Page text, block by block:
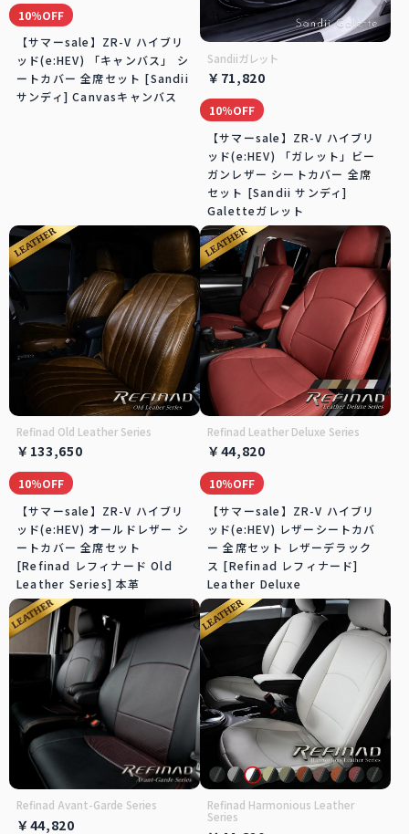
10％OFF
【サマーsale】ZR-V ハイブリ
ッド(e:HEV) 「キャンバス」 シ
ートカバー 全席セット [Sandii
サンディ] Canvasキャンバス
Sandiiガレット
￥71,820
10％OFF
【サマーsale】ZR-V ハイブリ
ッド(e:HEV) 「ガレット」ビー
ガンレザー シートカバー 全席
セット [Sandii サンディ]
Galetteガレット
Refinad Old Leather Series
￥133,650
10％OFF
【サマーsale】ZR-V ハイブリ
ッド(e:HEV) オールドレザー シ
ートカバー 全席セット
[Refinad レフィナード Old
Leather Series] 本革
Refinad Leather Deluxe Series
￥44,820
10％OFF
【サマーsale】ZR-V ハイブリ
ッド(e:HEV) レザーシートカバ
ー 全席セット レザーデラック
ス [Refinad レフィナード]
Leather Deluxe
Refinad Avant-Garde Series
￥44,820
Refinad Harmonious Leather
Series